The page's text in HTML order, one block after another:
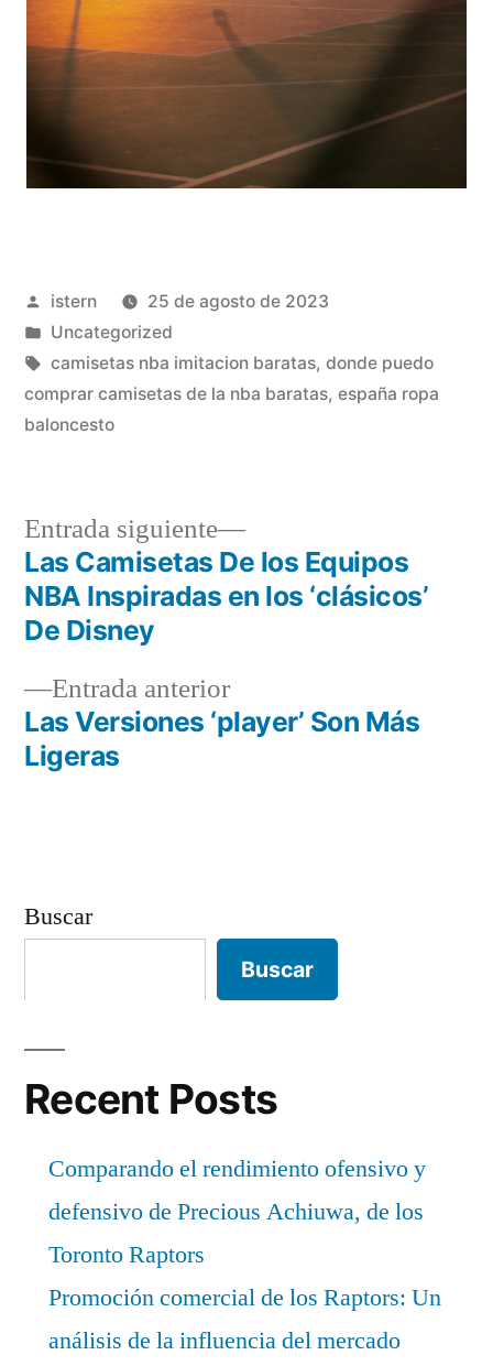
Publicado
por
istern
25 de agosto de 2023
Publicado
en
Uncategorized
Etiquetas:
camisetas nba imitacion baratas, donde puedo
comprar camisetas de la nba baratas, españa ropa
baloncesto
Navegación
de
entradas
Entrada anteriorEntrada
anterior:
Las Versiones ‘player’ Son Más
Ligeras
Entrada siguiente
Entrada
siguiente:
Las Camisetas De los Equipos
NBA Inspiradas en los ‘clásicos’
De Disney
Buscar
Buscar
Recent Posts
Comparando el rendimiento ofensivo y
defensivo de Precious Achiuwa, de los
Toronto Raptors
Promoción comercial de los Raptors: Un
análisis de la influencia del mercado